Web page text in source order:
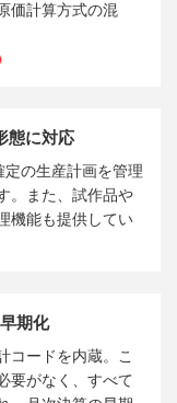
価計算方式の混
態に対応
の生産計画を管理
。また、試作品や
機能も提供してい
期化
コードを内蔵。こ
要がなく、すべて